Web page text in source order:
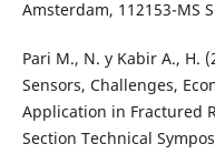
Amsterdam, 112153-MS
Pari M., N. y Kabir A., H.
Sensors, Challenges,
Application in Fractured
Section Technical